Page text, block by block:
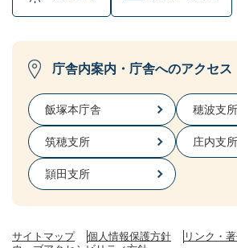
庁舎内案内・庁舎へのアクセス
飯塚本庁舎 穂波支所
筑穂支所 庄内支所
頴田支所
サイトマップ 個人情報保護方針
リンク・